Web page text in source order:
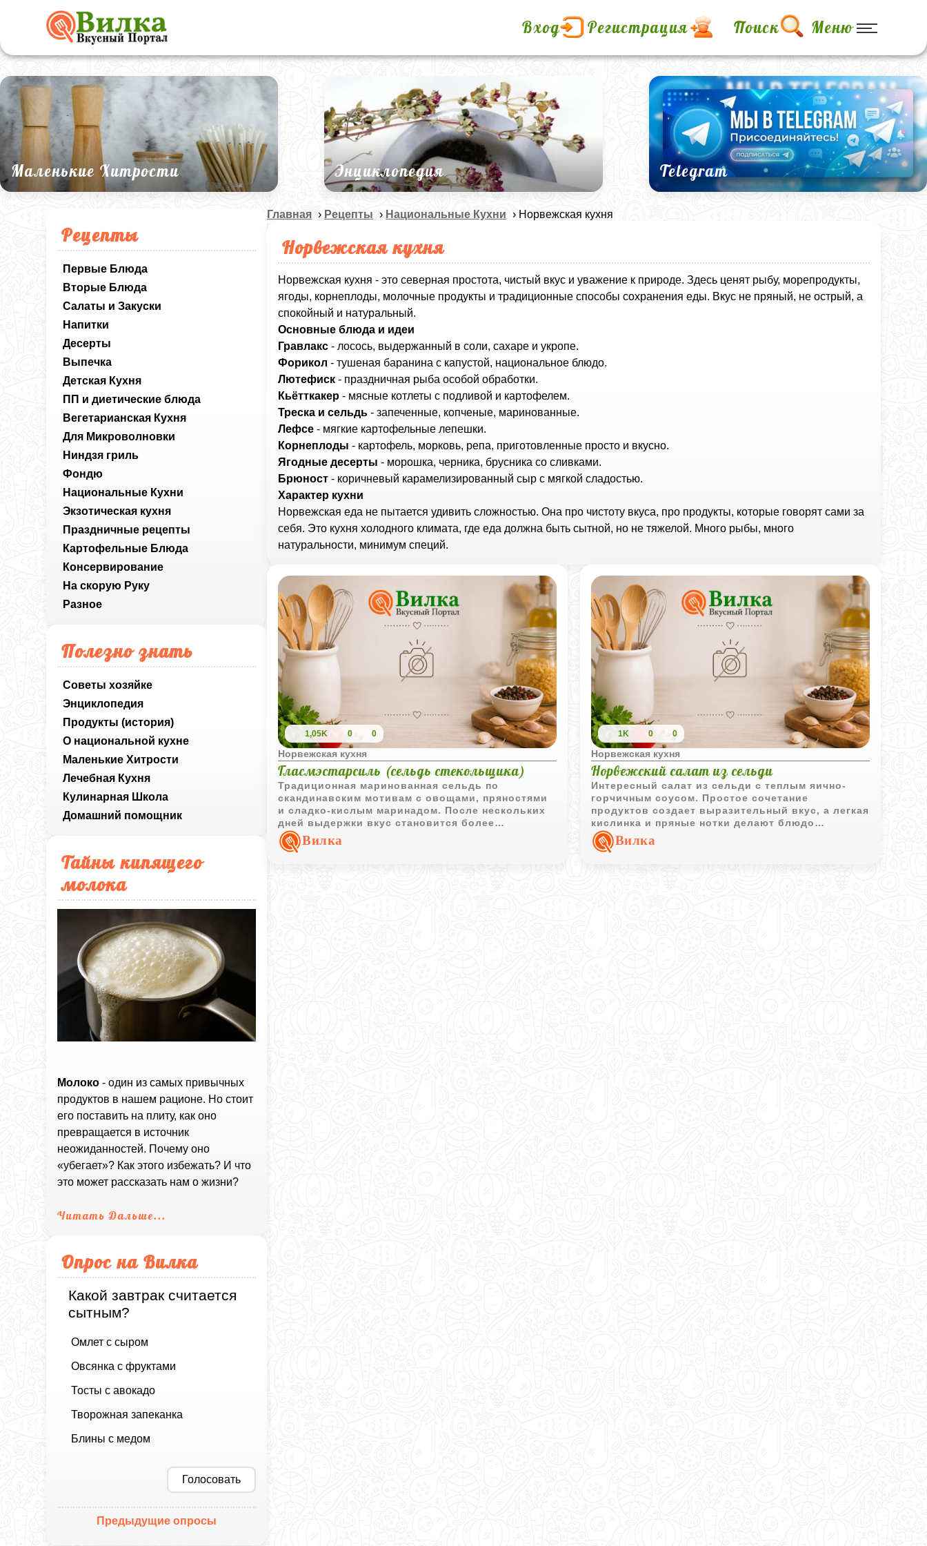
Вход Регистрация Поиск Меню
Маленькие Хитрости Энциклопедия Telegram
Рецепты
Первые Блюда
Вторые Блюда
Салаты и Закуски
Напитки
Десерты
Выпечка
Детская Кухня
ПП и диетические блюда
Вегетарианская Кухня
Для Микроволновки
Ниндзя гриль
Фондю
Национальные Кухни
Экзотическая кухня
Праздничные рецепты
Картофельные Блюда
Консервирование
На скорую Руку
Разное
Полезно знать
Советы хозяйке
Энциклопедия
Продукты (история)
О национальной кухне
Маленькие Хитрости
Лечебная Кухня
Кулинарная Школа
Домашний помощник
Тайны кипящего
молока
Молоко - один из самых привычных
продуктов в нашем рационе. Но стоит
его поставить на плиту, как оно
превращается в источник
неожиданностей. Почему оно
«убегает»? Как этого избежать? И что
это может рассказать нам о жизни?
Читать Дальше...
Опрос на Вилка
Какой завтрак считается
сытным?
Омлет с сыром
Овсянка с фруктами
Тосты с авокадо
Творожная запеканка
Блины с медом
Голосовать
Предыдущие опросы
Главная › Рецепты › Национальные Кухни › Норвежская кухня
Норвежская кухня
Норвежская кухня - это северная простота, чистый вкус и уважение к природе. Здесь ценят рыбу, морепродукты,
ягоды, корнеплоды, молочные продукты и традиционные способы сохранения еды. Вкус не пряный, не острый, а
спокойный и натуральный.
Основные блюда и идеи
Гравлакс - лосось, выдержанный в соли, сахаре и укропе.
Форикол - тушеная баранина с капустой, национальное блюдо.
Лютефиск - праздничная рыба особой обработки.
Кьётткакер - мясные котлеты с подливой и картофелем.
Треска и сельдь - запеченные, копченые, маринованные.
Лефсе - мягкие картофельные лепешки.
Корнеплоды - картофель, морковь, репа, приготовленные просто и вкусно.
Ягодные десерты - морошка, черника, брусника со сливками.
Брюност - коричневый карамелизированный сыр с мягкой сладостью.
Характер кухни
Норвежская еда не пытается удивить сложностью. Она про чистоту вкуса, про продукты, которые говорят сами за
себя. Это кухня холодного климата, где еда должна быть сытной, но не тяжелой. Много рыбы, много
натуральности, минимум специй.
1,05K 0 0
Норвежская кухня
Гласмэстарсиль (сельдь стекольщика)
Традиционная маринованная сельдь по
скандинавским мотивам с овощами, пряностями
и сладко-кислым маринадом. После нескольких
дней выдержки вкус становится более
насыщенным и гармоничным.
Вилка
1K 0 0
Норвежская кухня
Норвежский салат из сельди
Интересный салат из сельди с теплым яично-
горчичным соусом. Простое сочетание
продуктов создает выразительный вкус, а легкая
кислинка и пряные нотки делают блюдо
особенно аппетитным.
Вилка